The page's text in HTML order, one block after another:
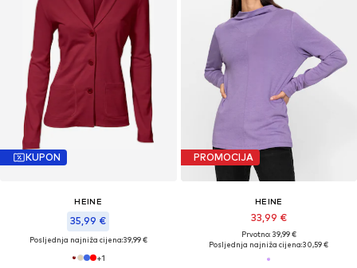
KUPON
HEINE
35,99 €
Posljednja najniža cijena:39,99 €
+1
PROMOCIJA
HEINE
33,99 €
Prvotno: 39,99 €
Posljednja najniža cijena:30,59 €